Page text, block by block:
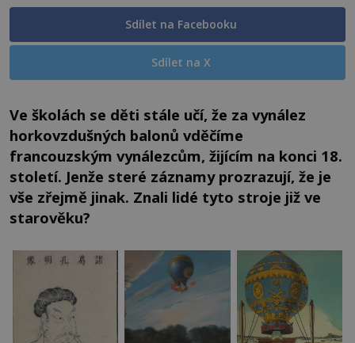
Sdílet na Facebooku
Sdílet na X
Ve školách se děti stále učí, že za vynález
horkovzdušných balonů vděčíme
francouzským vynálezcům, žijícím na konci 18.
století. Jenže steré záznamy prozrazují, že je
vše zřejmě jinak. Znali lidé tyto stroje již ve
starověku?